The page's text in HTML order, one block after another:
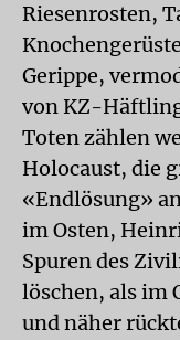
Riesenrosten,
Gerippe,
von KZ-
Toten zählen
Holocaust, die
«Endlösung»
im Osten,
Spuren des
löschen, als im
und näher